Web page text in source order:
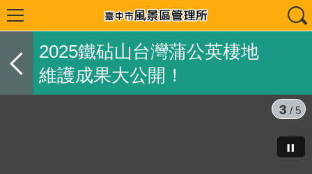
2025鐵砧山台灣蒲公英棲地
維護成果大公開！
3 / 5